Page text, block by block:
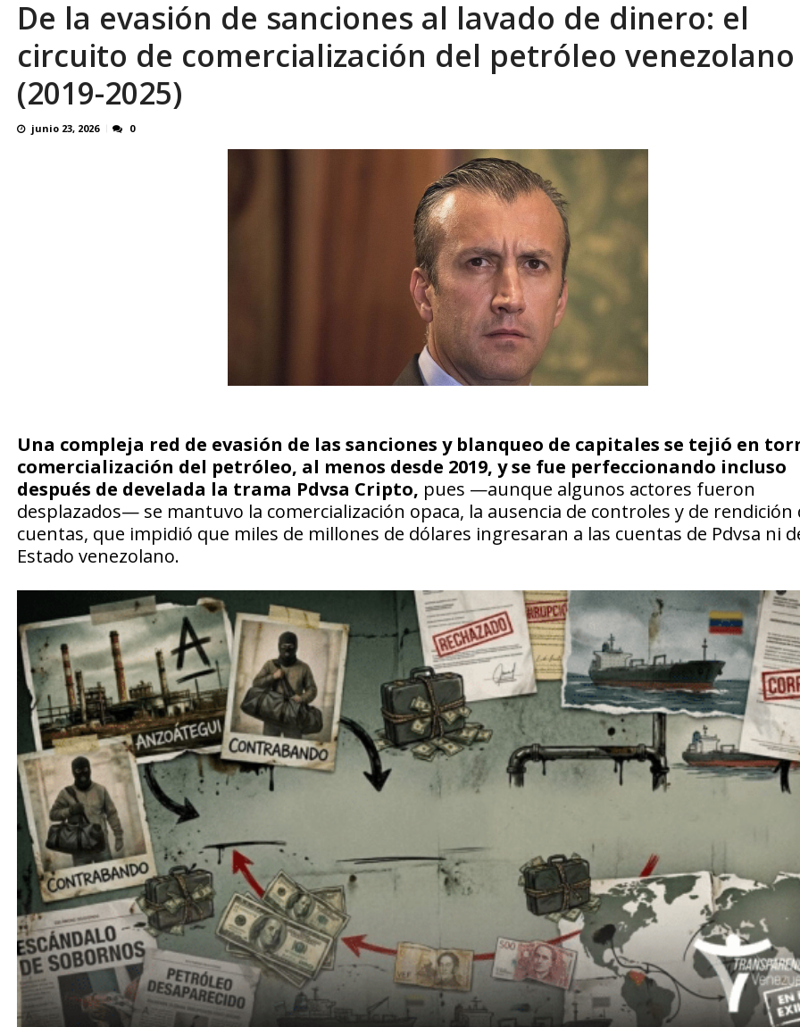
Reino Unido dejará millonaria donación médica en Venezuela tras finalizar su mis... AGOSTO 9, 2026
De la evasión de sanciones al lavado de dinero: el
circuito de comercialización del petróleo venezolano
(2019-2025)
junio 23, 2026 0
Una compleja red de evasión de las sanciones y blanqueo de capitales se tejió en
comercialización del petróleo, al menos desde 2019, y se fue perfeccionando incluso
después de develada la trama Pdvsa Cripto, pues —aunque algunos actores fueron
desplazados— se mantuvo la comercialización opaca, la ausencia de controles y de rendición
cuentas, que impidió que miles de millones de dólares ingresaran a las cuentas de Pdvsa ni
Estado venezolano.